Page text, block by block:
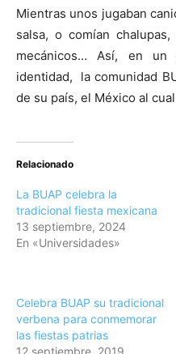
Mientras unos jugaban
salsa, o comían
mecánicos… Así, en un
identidad, la comunidad
de su país, el México al
Relacionado
La BUAP celebra la
tradicional fiesta mexicana
13 septiembre, 2024
En «Universidades»
Celebra BUAP su tradicional
verbena para conmemorar
las fiestas patrias